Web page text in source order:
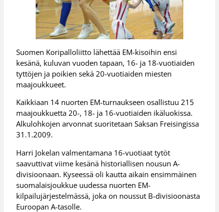
Suomen Koripalloliitto lähettää EM-kisoihin ensi
kesänä, kuluvan vuoden tapaan, 16- ja 18-vuotiaiden
tyttöjen ja poikien sekä 20-vuotiaiden miesten
maajoukkueet.
Kaikkiaan 14 nuorten EM-turnaukseen osallistuu 215
maajoukkuetta 20-, 18- ja 16-vuotiaiden ikäluokissa.
Alkulohkojen arvonnat suoritetaan Saksan Freisingissa
31.1.2009.
Harri Jokelan valmentamana 16-vuotiaat tytöt
saavuttivat viime kesänä historiallisen nousun A-
divisioonaan. Kyseessä oli kautta aikain ensimmäinen
suomalaisjoukkue uudessa nuorten EM-
kilpailujärjestelmässä, joka on noussut B-divisioonasta
Euroopan A-tasolle.